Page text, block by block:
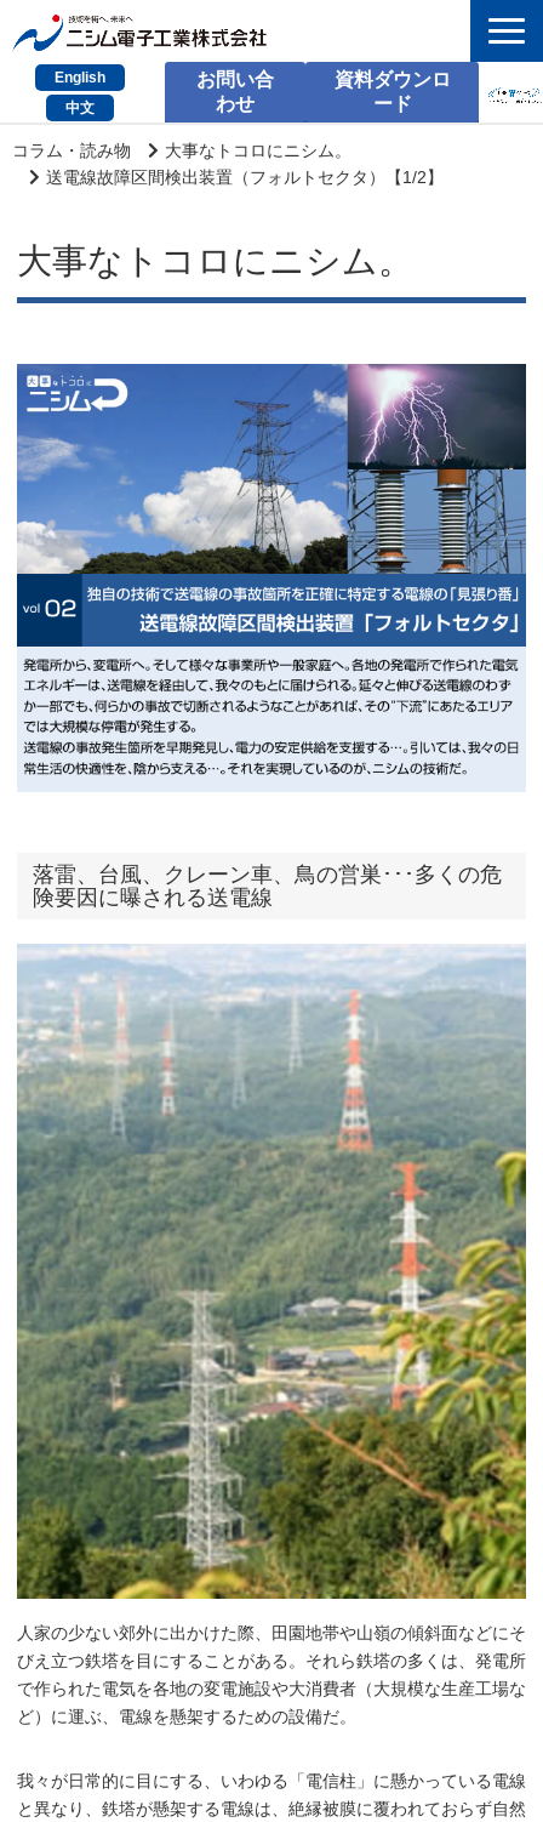
English
中文
お問い合
わせ
資料ダウンロ
ード
HOME
製品とサービス
課題別のご相談
会社情報
サポート情報
採用情報
お問い合わせ
コラム・読み物
大事なトコロにニシム。
送電線故障区間検出装置（フォルトセクタ）【1/2】
大事なトコロにニシム。
落雷、台風、クレーン車、鳥の営巣･･･多くの危
険要因に曝される送電線
人家の少ない郊外に出かけた際、田園地帯や山嶺の傾斜面などにそ
びえ立つ鉄塔を目にすることがある。それら鉄塔の多くは、発電所
で作られた電気を各地の変電施設や大消費者（大規模な生産工場な
ど）に運ぶ、電線を懸架するための設備だ。
我々が日常的に目にする、いわゆる「電信柱」に懸かっている電線
と異なり、鉄塔が懸架する電線は、絶縁被膜に覆われておらず自然